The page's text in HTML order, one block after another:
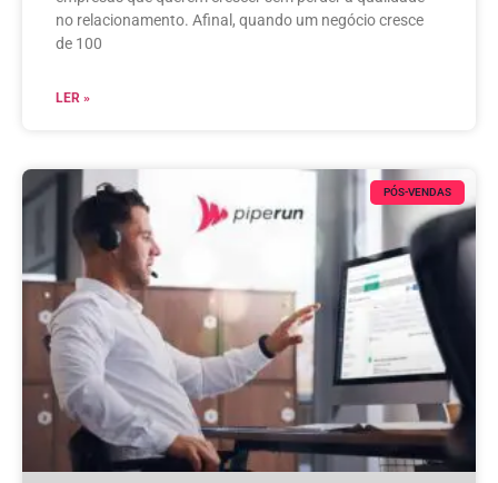
no relacionamento. Afinal, quando um negócio cresce
de 100
LER »
PÓS-VENDAS